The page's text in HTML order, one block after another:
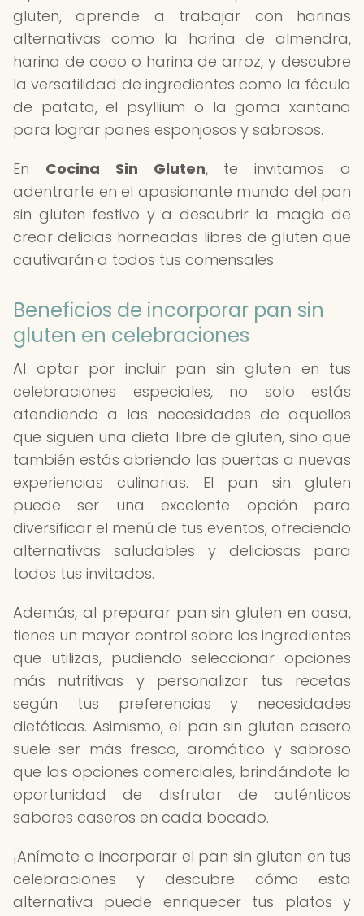
gluten, aprende a trabajar con harinas
alternativas como la harina de almendra,
harina de coco o harina de arroz, y descubre
la versatilidad de ingredientes como la fécula
de patata, el psyllium o la goma xantana
para lograr panes esponjosos y sabrosos.
En Cocina Sin Gluten, te invitamos a
adentrarte en el apasionante mundo del pan
sin gluten festivo y a descubrir la magia de
crear delicias horneadas libres de gluten que
cautivarán a todos tus comensales.
Beneficios de incorporar pan sin
gluten en celebraciones
Al optar por incluir pan sin gluten en tus
celebraciones especiales, no solo estás
atendiendo a las necesidades de aquellos
que siguen una dieta libre de gluten, sino que
también estás abriendo las puertas a nuevas
experiencias culinarias. El pan sin gluten
puede ser una excelente opción para
diversificar el menú de tus eventos, ofreciendo
alternativas saludables y deliciosas para
todos tus invitados.
Además, al preparar pan sin gluten en casa,
tienes un mayor control sobre los ingredientes
que utilizas, pudiendo seleccionar opciones
más nutritivas y personalizar tus recetas
según tus preferencias y necesidades
dietéticas. Asimismo, el pan sin gluten casero
suele ser más fresco, aromático y sabroso
que las opciones comerciales, brindándote la
oportunidad de disfrutar de auténticos
sabores caseros en cada bocado.
¡Anímate a incorporar el pan sin gluten en tus
celebraciones y descubre cómo esta
alternativa puede enriquecer tus platos y